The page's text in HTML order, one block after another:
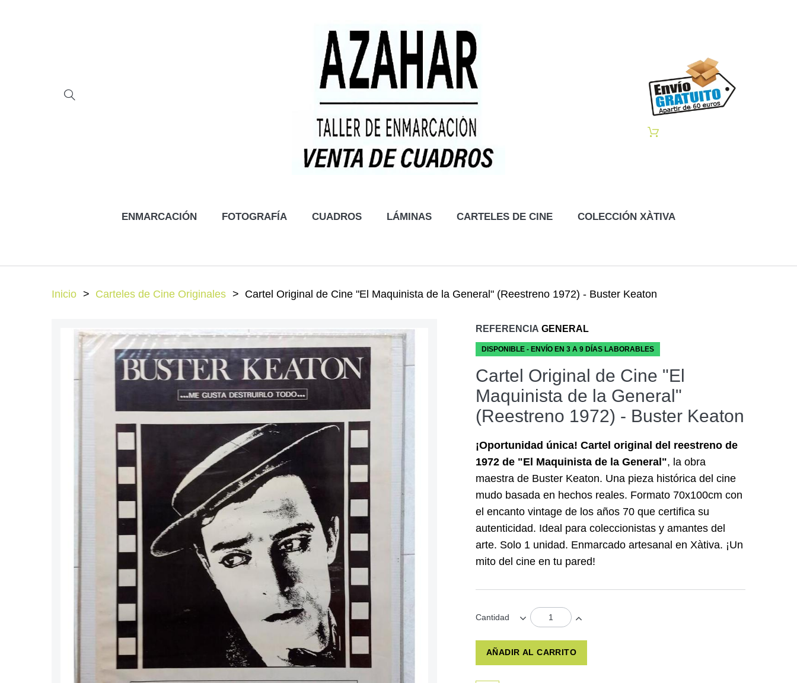
ENMARCACIÓN FOTOGRAFÍA CUADROS LÁMINAS CARTELES DE CINE COLECCIÓN XÀTIVA
Inicio Carteles de Cine Originales Cartel Original de Cine "El Maquinista de la General" (Reestreno 1972) - Buster Keaton
REFERENCIA GENERAL
DISPONIBLE - ENVÍO EN 3 A 9 DÍAS LABORABLES
Cartel Original de Cine "El
Maquinista de la General"
(Reestreno 1972) - Buster Keaton
¡Oportunidad única! Cartel original del reestreno de
1972 de "El Maquinista de la General", la obra
maestra de Buster Keaton. Una pieza histórica del cine
mudo basada en hechos reales. Formato 70x100cm con
el encanto vintage de los años 70 que certifica su
autenticidad. Ideal para coleccionistas y amantes del
arte. Solo 1 unidad. Enmarcado artesanal en Xàtiva. ¡Un
mito del cine en tu pared!
Cantidad
AÑADIR AL CARRITO